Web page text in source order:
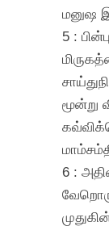
மனுஷ
5 :
மூன்று
6 :